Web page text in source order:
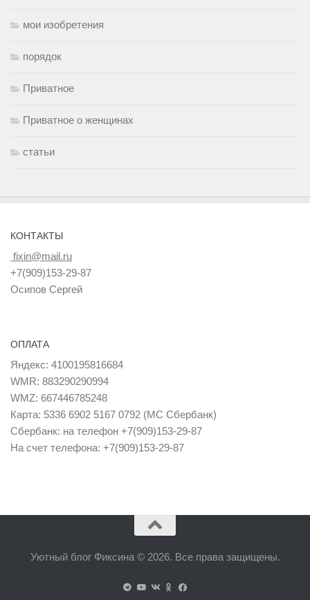
мои изобретения
порядок
Приватное
Приватное о женщинах
статьи
КОНТАКТЫ
fixin@mail.ru
+7(909)153-29-87
Осипов Сергей
ОПЛАТА
Яндекс: 4100195816684
WMR: 883290290994
WMZ: 667446785248
Карта: 5336 6902 5167 0792 (MC Сбербанк)
Сбербанк: на телефон +7(909)153-29-87
На счет телефона: +7(909)153-29-87
Уютный блог Фиксина © 2026. Все права защищены.